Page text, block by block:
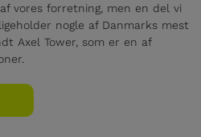
vores forretning, men en del vi
nogle af Danmarks mest
Axel Tower, som er en af